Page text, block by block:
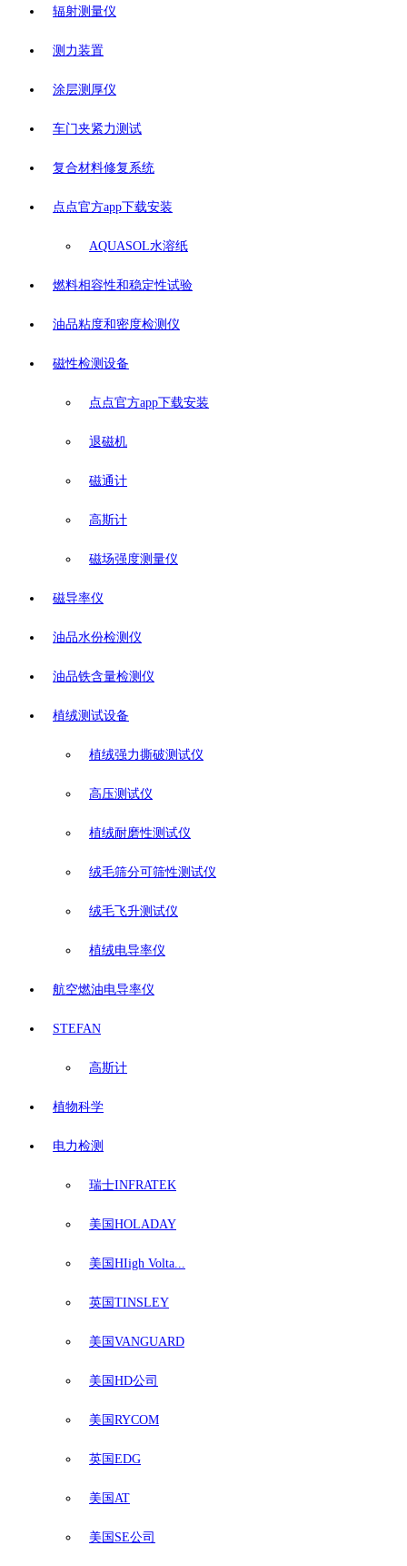
辐射测量仪
测力装置
涂层测厚仪
车门夹紧力测试
复合材料修复系统
点点官方app下载安装
AQUASOL水溶纸
燃料相容性和稳定性试验
油品粘度和密度检测仪
磁性检测设备
点点官方app下载安装
退磁机
磁通计
高斯计
磁场强度测量仪
磁导率仪
油品水份检测仪
油品铁含量检测仪
植绒测试设备
植绒强力撕破测试仪
高压测试仪
植绒耐磨性测试仪
绒毛筛分可筛性测试仪
绒毛飞升测试仪
植绒电导率仪
航空燃油电导率仪
STEFAN
高斯计
植物科学
电力检测
瑞士INFRATEK
美国HOLADAY
美国HIigh Volta...
英国TINSLEY
美国VANGUARD
美国HD公司
美国RYCOM
英国EDG
美国AT
美国SE公司